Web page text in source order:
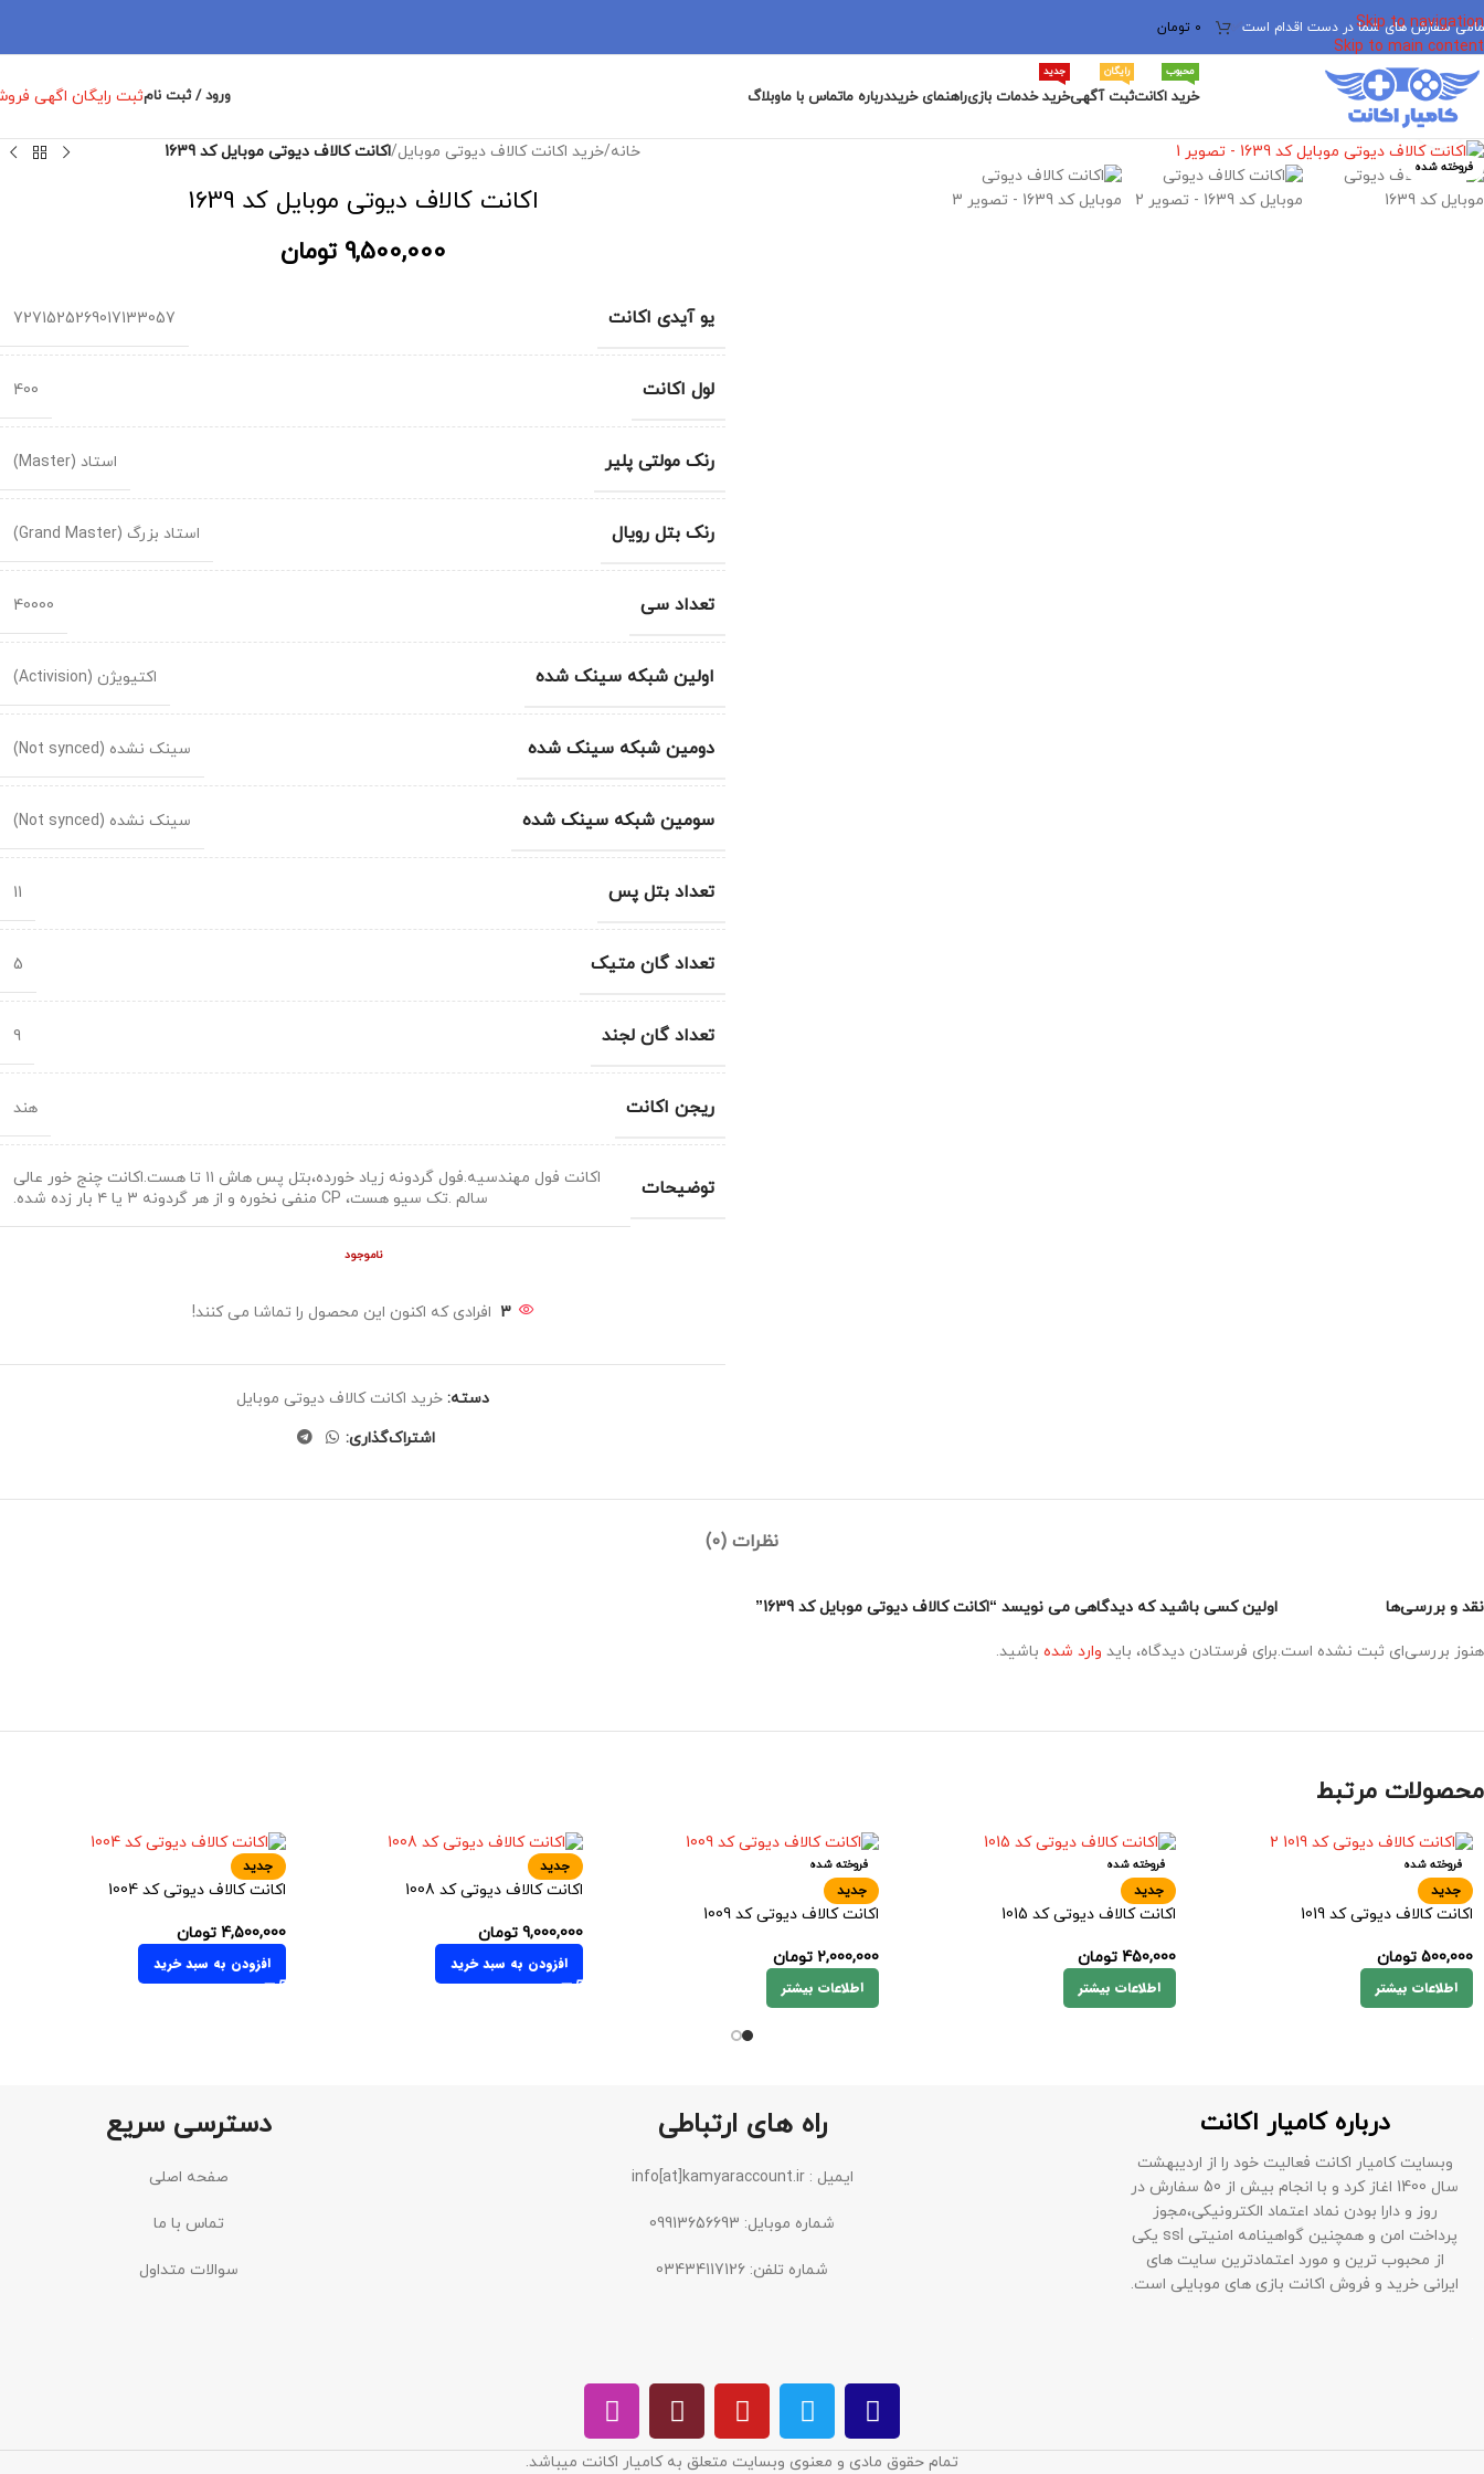
Skip to navigation
Skip to main content
سفارش های شما در دست اقدام است 0 تومان
خرید اکانت
محبوب
ثبت آگهی
رایگان
خرید خدمات بازی
جدید
راهنمای خریددرباره ماتماس با ماوبلاگ ورود / ثبت نامثبت رایگان اگهی
فروخته شده
برای بزرگنمایی کلیک کنید
خانه/خرید اکانت کالاف دیوتی موبایل/اکانت کالاف دیوتی موبایل کد 1639
اکانت کالاف دیوتی موبایل کد 1639
9,500,000 تومان
یو آیدی اکانت 7271525269017133057
لول اکانت 400
رنک مولتی پلیر استاد (Master)
رنک بتل رویال استاد بزرگ (Grand Master)
تعداد سی 40000
اولین شبکه سینک شده اکتیویژن (Activision)
دومین شبکه سینک شده سینک نشده (Not synced)
سومین شبکه سینک شده سینک نشده (Not synced)
تعداد بتل پس 11
تعداد گان متیک 5
تعداد گان لجند 9
ریجن اکانت هند
توضیحات
اکانت فول مهندسیه.فول گردونه زیاد خورده،بتل پس هاش ۱۱ تا هست.اکانت چنج خور عالی
سالم .تک سیو هست، CP منفی نخوره و از هر گردونه ۳ یا ۴ بار زده شده.
ناموجود
3 افرادی که اکنون این محصول را تماشا می کنند!
دسته: خرید اکانت کالاف دیوتی موبایل
اشتراک‌گذاری:
نظرات (0)
نقد و بررسی‌ها
هنوز بررسی‌ای ثبت نشده است.
اولین کسی باشید که دیدگاهی می نویسد “اکانت کالاف دیوتی موبایل کد 1639”
برای فرستادن دیدگاه، باید وارد شده باشید.
محصولات مرتبط
فروخته شده
جدید
اکانت کالاف دیوتی کد 1019
500,000 تومان
اطلاعات بیشتر
فروخته شده
جدید
اکانت کالاف دیوتی کد 1015
450,000 تومان
اطلاعات بیشتر
فروخته شده
جدید
اکانت کالاف دیوتی کد 1009
2,000,000 تومان
اطلاعات بیشتر
جدید
اکانت کالاف دیوتی کد 1008
9,000,000 تومان
افزودن به سبد خرید
جدید
اکانت کالاف دیوتی کد 1004
4,500,000 تومان
افزودن به سبد خرید
درباره کامیار اکانت
وبسایت کامیار اکانت فعالیت خود را از اردیبهشت
سال 1400 اغاز کرد و با انجام بیش از 50 سفارش در
روز و دارا بودن نماد اعتماد الکترونیکی،مجوز
پرداخت امن و همچنین گواهینامه امنیتی ssl یکی
از محبوب ترین و مورد اعتمادترین سایت های
ایرانی خرید و فروش اکانت بازی های موبایلی است.
راه های ارتباطی
ایمیل : info[at]kamyaraccount.ir
شماره موبایل: 09913656693
شماره تلفن: 03434117126
دسترسی سریع
صفحه اصلی
تماس با ما
سوالات متداول
تمام حقوق مادی و معنوی وبسایت متعلق به کامیار اکانت میباشد.